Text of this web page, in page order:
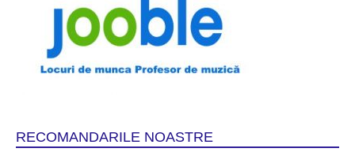
RECOMANDARILE NOASTRE